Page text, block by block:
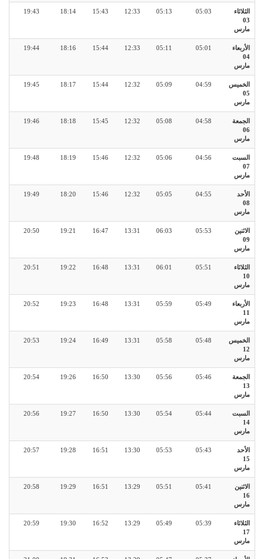
الثلاثاء
03
مارس
05:03
05:13
12:33
15:43
18:14
19:43
الأربعاء
04
مارس
05:01
05:11
12:33
15:44
18:16
19:44
الخميس
05
مارس
04:59
05:09
12:32
15:44
18:17
19:45
الجمعة
06
مارس
04:58
05:08
12:32
15:45
18:18
19:46
السبت
07
مارس
04:56
05:06
12:32
15:46
18:19
19:48
الأحد
08
مارس
04:55
05:05
12:32
15:46
18:20
19:49
الاثنين
09
مارس
05:53
06:03
13:31
16:47
19:21
20:50
الثلاثاء
10
مارس
05:51
06:01
13:31
16:48
19:22
20:51
الأربعاء
11
مارس
05:49
05:59
13:31
16:48
19:23
20:52
الخميس
12
مارس
05:48
05:58
13:31
16:49
19:24
20:53
الجمعة
13
مارس
05:46
05:56
13:30
16:50
19:26
20:54
السبت
14
مارس
05:44
05:54
13:30
16:50
19:27
20:56
الأحد
15
مارس
05:43
05:53
13:30
16:51
19:28
20:57
الاثنين
16
مارس
05:41
05:51
13:29
16:51
19:29
20:58
الثلاثاء
17
مارس
05:39
05:49
13:29
16:52
19:30
20:59